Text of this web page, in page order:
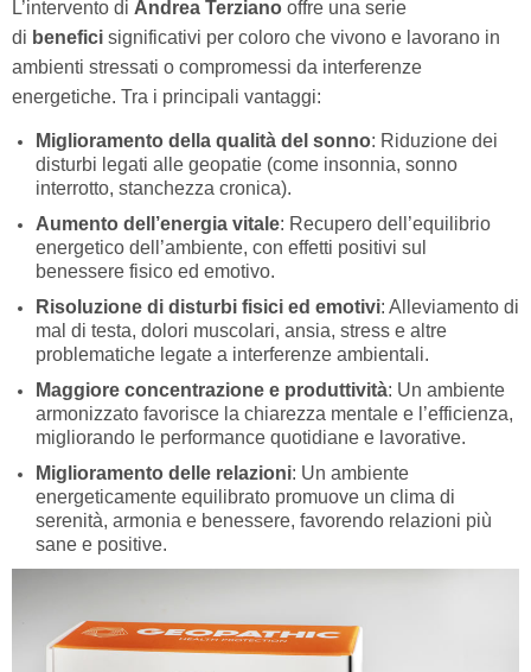
L’intervento di Andrea Terziano offre una serie
di benefici significativi per coloro che vivono e lavorano in
ambienti stressati o compromessi da interferenze
energetiche. Tra i principali vantaggi:
Miglioramento della qualità del sonno: Riduzione dei
disturbi legati alle geopatie (come insonnia, sonno
interrotto, stanchezza cronica).
Aumento dell’energia vitale: Recupero dell’equilibrio
energetico dell’ambiente, con effetti positivi sul
benessere fisico ed emotivo.
Risoluzione di disturbi fisici ed emotivi: Alleviamento di
mal di testa, dolori muscolari, ansia, stress e altre
problematiche legate a interferenze ambientali.
Maggiore concentrazione e produttività: Un ambiente
armonizzato favorisce la chiarezza mentale e l’efficienza,
migliorando le performance quotidiane e lavorative.
Miglioramento delle relazioni: Un ambiente
energeticamente equilibrato promuove un clima di
serenità, armonia e benessere, favorendo relazioni più
sane e positive.